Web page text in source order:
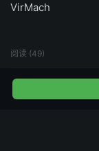
VirMach
阅读 (49)